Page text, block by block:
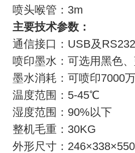
喷头喉管：3m
主要技术参数：
通信接口：USB及
喷印墨水：可选用黑色
墨水消耗：可喷印7000
温度范围：5-45℃
湿度范围：90%以下
整机毛重：30KG
外形尺寸：